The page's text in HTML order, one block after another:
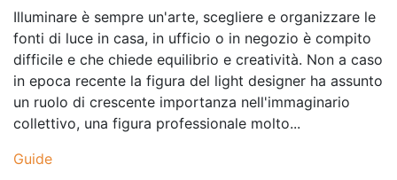
Illuminare è sempre un'arte, scegliere e organizzare le
fonti di luce in casa, in ufficio o in negozio è compito
difficile e che chiede equilibrio e creatività. Non a caso
in epoca recente la figura del light designer ha assunto
un ruolo di crescente importanza nell'immaginario
collettivo, una figura professionale molto...
Guide